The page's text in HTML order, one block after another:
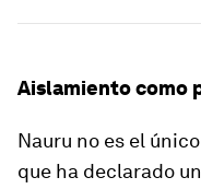
Aislamiento como
Nauru no es el
que ha declarado